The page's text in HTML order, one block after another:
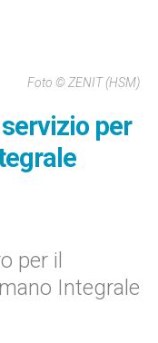
Foto © ZENIT (HSM)
per
per il
Integrale